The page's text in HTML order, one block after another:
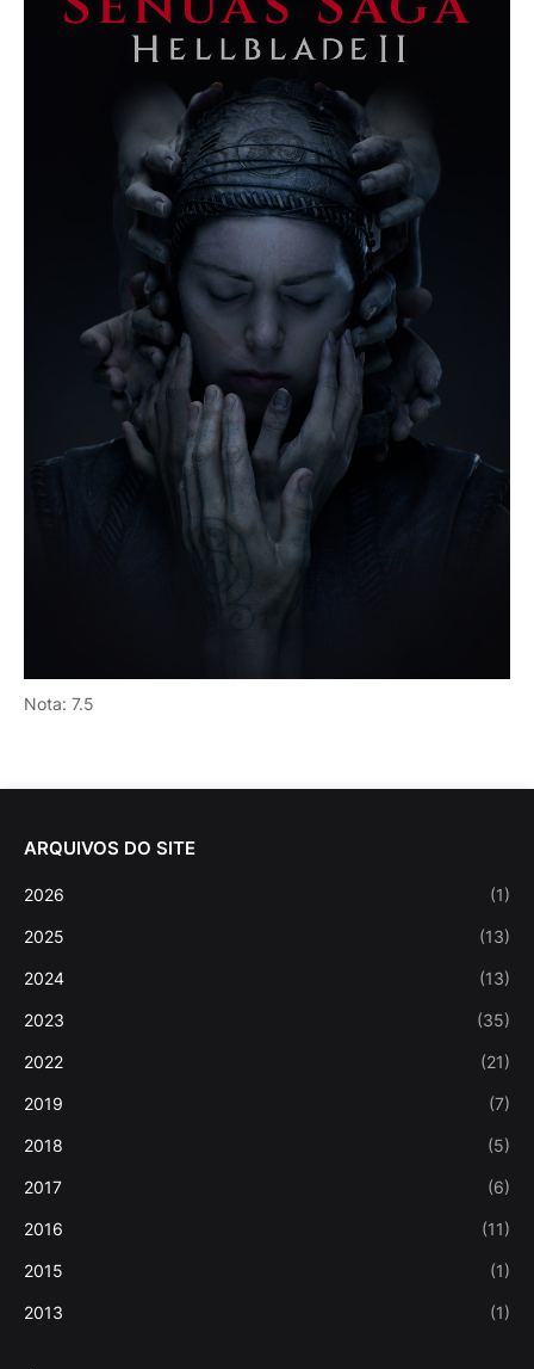
Nota: 7.5
ARQUIVOS DO SITE
2026 (1)
2025 (13)
2024 (13)
2023 (35)
2022 (21)
2019 (7)
2018 (5)
2017 (6)
2016 (11)
2015 (1)
2013 (1)